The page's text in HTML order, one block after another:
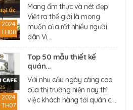
2024
TH08
Mang ẩm thực và nét đẹp
Việt ra thế giới là mong
muốn của rất nhiều người
dân Vi....
2024
TH07
Top 50 mẫu thiết kế
quán...
Với nhu cầu ngày càng cao
của thị trường hiện nay thì
việc khách hàng tới quán c....